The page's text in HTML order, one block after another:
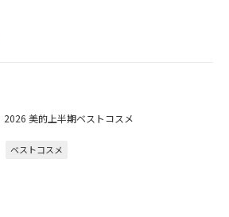
2026 美的上半期ベストコスメ
ベストコスメ